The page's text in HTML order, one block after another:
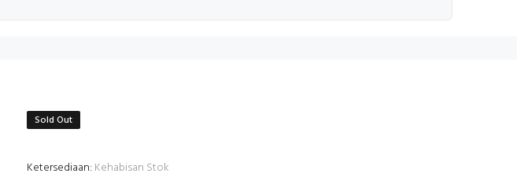
Sold Out
Ketersediaan: Kehabisan Stok